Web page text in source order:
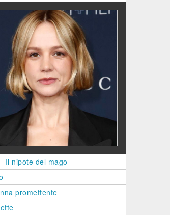
Guarda
subito
Guarda
subito
Il nipote del mago
promettente